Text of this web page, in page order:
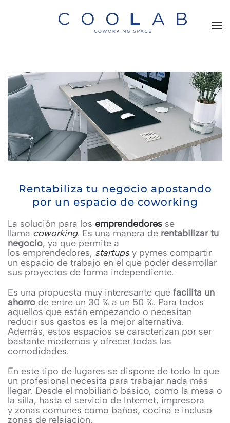
Skip to main content
Rentabiliza tu negocio apostando
por un espacio de coworking
La solución para los emprendedores se
llama coworking. Es una manera de rentabilizar tu
negocio, ya que permite a
los emprendedores, startupsy pymes compartir
un espacio de trabajo en el que poder desarrollar
sus proyectos de forma independiente.
Es una propuesta muy interesante que facilita un
ahorro de entre un 30 % a un 50 %. Para todos
aquellos que están empezando o necesitan
reducir sus gastos es la mejor alternativa.
Además, estos espacios se caracterizan por ser
bastante modernos y ofrecer todas las
comodidades.
En este tipo de lugares se dispone de todo lo que
un profesional necesita para trabajar nada más
llegar. Desde el mobiliario básico, como la mesa o
la silla, hasta el servicio de Internet, impresora
y zonas comunes como baños, cocina e incluso
zonas de relajación.